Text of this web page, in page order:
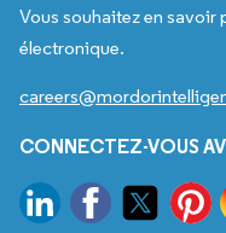
Vous souhaitez en savoir
électronique.
CONNECTEZ-VOUS